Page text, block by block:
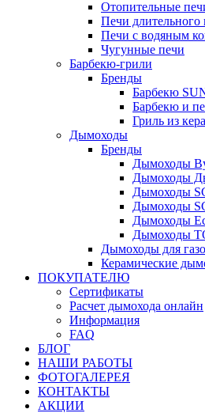
Отопительные
Печи длительного
Печи с водяным
Чугунные печи
Барбекю-грили
Бренды
Барбекю
Барбекю и
Гриль из
Дымоходы
Бренды
Дымоходы
Дымоходы
Дымоходы
Дымоходы
Дымоходы
Дымоходы
Дымоходы для
Керамические
ПОКУПАТЕЛЮ
Сертификаты
Расчет дымохода онлайн
Информация
FAQ
БЛОГ
НАШИ РАБОТЫ
ФОТОГАЛЕРЕЯ
КОНТАКТЫ
АКЦИИ